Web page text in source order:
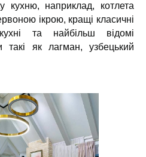
кухню, наприклад, котлета
ікрою, кращі класичні
та найбільш відомі
такі як лагман, узбецький